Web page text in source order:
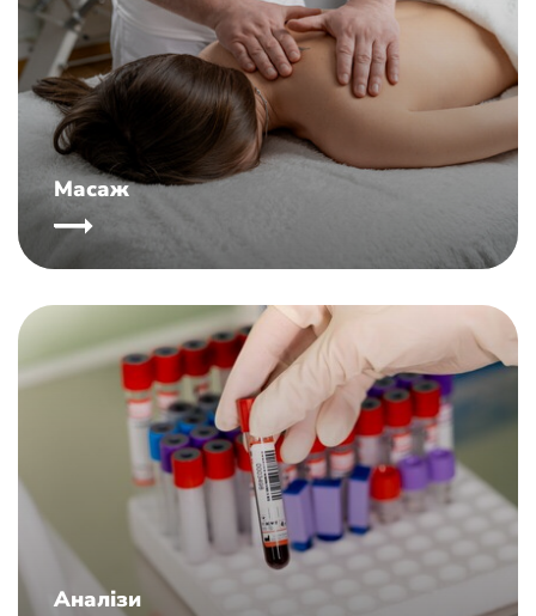
Масаж
Аналізи